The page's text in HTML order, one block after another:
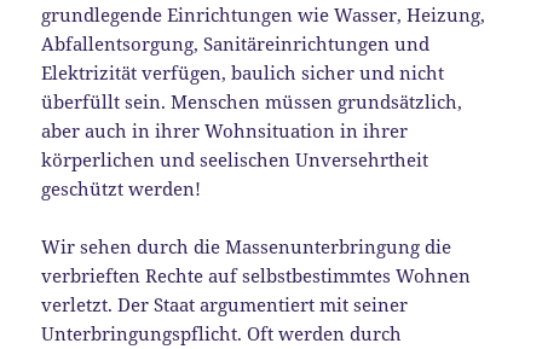
grundlegende Einrichtungen wie Wasser, Heizung,
Abfallentsorgung, Sanitäreinrichtungen und
Elektrizität verfügen, baulich sicher und nicht
überfüllt sein. Menschen müssen grundsätzlich,
aber auch in ihrer Wohnsituation in ihrer
körperlichen und seelischen Unversehrtheit
geschützt werden!
Wir sehen durch die Massenunterbringung die
verbrieften Rechte auf selbstbestimmtes Wohnen
verletzt. Der Staat argumentiert mit seiner
Unterbringungspflicht. Oft werden durch